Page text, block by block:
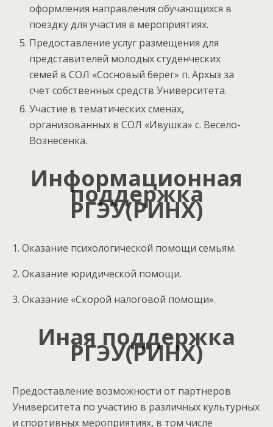
оформления направления обучающихся в
поездку для участия в мероприятиях.
Предоставление услуг размещения для
представителей молодых студенческих
семей в СОЛ «Сосновый берег» п. Архыз за
счет собственных средств Университета.
Участие в тематических сменах,
организованных в СОЛ «Ивушка» с. Весело-
Вознесенка.
Информационная
поддержка
РГЭУ(РИНХ)
1. Оказание психологической помощи семьям.
2. Оказание юридической помощи.
3. Оказание «Скорой налоговой помощи».
Иная поддержка
РГЭУ(РИНХ)
Предоставление возможности от партнеров
Университета по участию в различных культурных
и спортивных мероприятиях, в том числе